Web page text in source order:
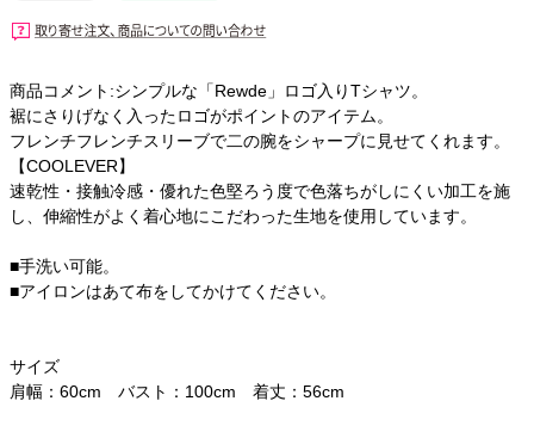
商品コメント:シンプルな「Rewde」ロゴ入りTシャツ。
裾にさりげなく入ったロゴがポイントのアイテム。
フレンチフレンチスリーブで二の腕をシャープに見せてくれます。
【COOLEVER】
速乾性・接触冷感・優れた色堅ろう度で色落ちがしにくい加工を施
し、伸縮性がよく着心地にこだわった生地を使用しています。
■手洗い可能。
■アイロンはあて布をしてかけてください。
サイズ
肩幅：60cm バスト：100cm 着丈：56cm